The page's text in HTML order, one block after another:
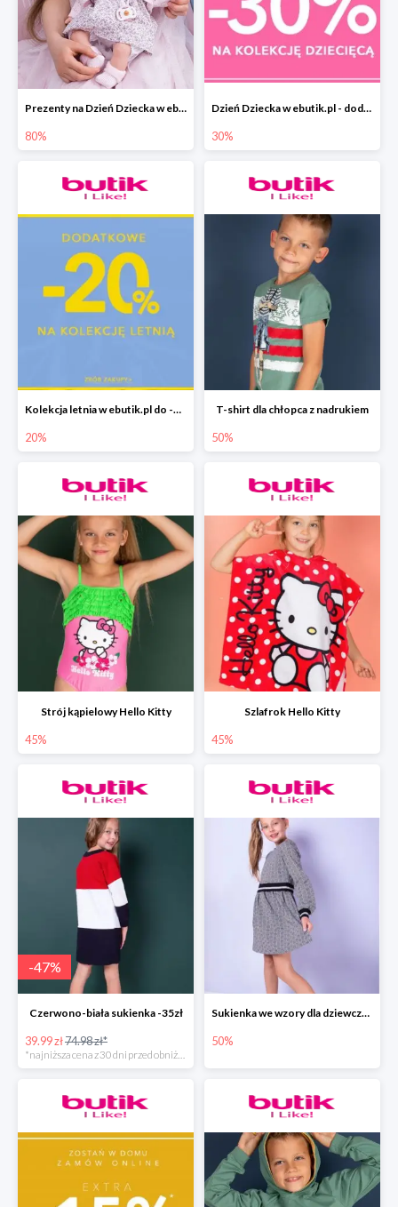
Prezenty na Dzień Dziecka w ebutik.pl do -80%
80%
Dzień Dziecka w ebutik.pl - dodatkowy rabat -30%
30%
Kolekcja letnia w ebutik.pl do -20%
20%
T-shirt dla chłopca z nadrukiem
50%
Strój kąpielowy Hello Kitty
45%
Szlafrok Hello Kitty
45%
-47%
Czerwono-biała sukienka -35zł
39.99 zł74.98 zł*
*najniższa cena z 30 dni przed obniżką
Sukienka we wzory dla dziewczynki
50%